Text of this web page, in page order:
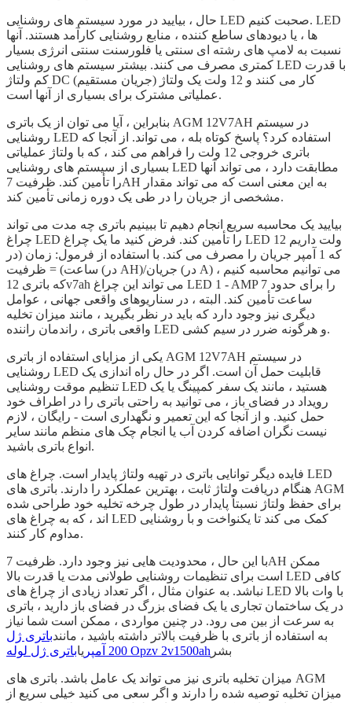
حال ، بیایید در مورد سیستم های روشنایی LED صحبت کنیم. LED
ها ، یا دیودهای ساطع کننده ، منابع روشنایی کارآمد هستند. آنها
نسبت به لامپ های رشته ای سنتی یا فلورسنت سنتی انرژی بسیار
کمتری مصرف می کنند. بیشتر سیستم های روشنایی LED با قدرت
کم ولتاژ DC (جریان مستقیم) کار می کنند و 12 ولت یک ولتاژ
عملیاتی مشترک برای بسیاری از آنها است.
بنابراین ، آیا می توان از یک باتری AGM 12V7AH در سیستم
روشنایی LED استفاده کرد؟ پاسخ کوتاه بله ، می تواند. از آنجا که
باتری خروجی 12 ولت را فراهم می کند ، که با ولتاژ عملیاتی
بسیاری از سیستم های روشنایی LED مطابقت دارد ، می تواند آنها
را تأمین کند. ظرفیت 7AH به این معنی است که می تواند مقدار
مشخصی از جریان را در طی یک دوره زمانی تأمین کند.
بیایید یک محاسبه سریع انجام دهیم تا ببینیم باتری چه مدت می تواند
چراغ LED را تأمین کند. فرض کنید ما یک چراغ LED 12 ولت داریم
که 1 آمپر جریان را مصرف می کند. با استفاده از فرمول: زمان (در
ساعت) = ظرفیت (در AH)/جریان (در A) ، می توانیم محاسبه کنیم
که باتری 12v7ah می تواند این چراغ LED 1 - AMP را برای حدود 7
ساعت تأمین کند. البته ، در سناریوهای واقعی جهانی ، عوامل
دیگری نیز وجود دارد که باید در نظر بگیرید ، مانند میزان تخلیه
واقعی باتری ، راندمان راننده LED و هرگونه ضرر در سیم کشی.
یکی از مزایای استفاده از باتری AGM 12V7AH در سیستم
روشنایی LED قابلیت حمل آن است. اگر در حال راه اندازی یک
تنظیم موقت روشنایی LED هستید ، مانند یک سفر کمپینگ یا یک
رویداد در فضای باز ، می توانید به راحتی باتری را در اطراف خود
حمل کنید. و از آنجا که این تعمیر و نگهداری است - رایگان ، لازم
نیست نگران اضافه کردن آب یا انجام چک های منظم مانند سایر
انواع باتری باشید.
فایده دیگر توانایی باتری در تهیه ولتاژ پایدار است. چراغ های LED
هنگام دریافت ولتاژ ثابت ، بهترین عملکرد را دارند. باتری های AGM
برای حفظ ولتاژ نسبتاً پایدار در طول چرخه تخلیه خود طراحی شده
اند ، که به چراغ های LED کمک می کند تا یکنواخت و با روشنایی
مداوم کار کنند.
با این حال ، محدودیت هایی نیز وجود دارد. ظرفیت 7AH ممکن
است برای تنظیمات روشنایی طولانی مدت یا قدرت بالا LED کافی
نباشد. به عنوان مثال ، اگر تعداد زیادی از چراغ های LED با وات بالا
در یک ساختمان تجاری یا یک فضای بزرگ در فضای باز دارید ، باتری
به سرعت از بین می رود. در چنین مواردی ، ممکن است شما نیاز
به استفاده از باتری با ظرفیت بالاتر داشته باشید ، مانندباتری ژل
200 آمپر
یا باتری ژل لوله Opzv 2v1500ah بشر
میزان تخلیه باتری نیز می تواند یک عامل باشد. باتری های AGM
میزان تخلیه توصیه شده را دارند و اگر سعی می کنید خیلی سریع از